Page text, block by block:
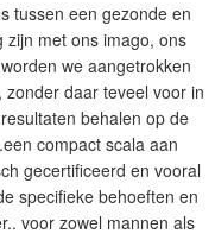
tussen een gezonde en
met ons imago, ons
we aangetrokken
daar teveel voor in
behalen op de
compact scala aan
gecertificeerd en vooral
specifieke behoeften en
voor zowel mannen als